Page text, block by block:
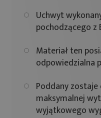
Uchwyt
pochodzącego z
Materiał ten
odpowiedzialna
Poddany zostaje
maksymalnej
wyjątkowego